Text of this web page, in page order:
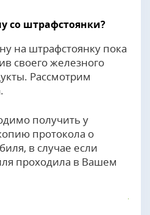
со штрафстоянки?
на штрафстоянку пока
своего железного
Рассмотрим
получить у
протокола о
в случае если
проходила в Вашем